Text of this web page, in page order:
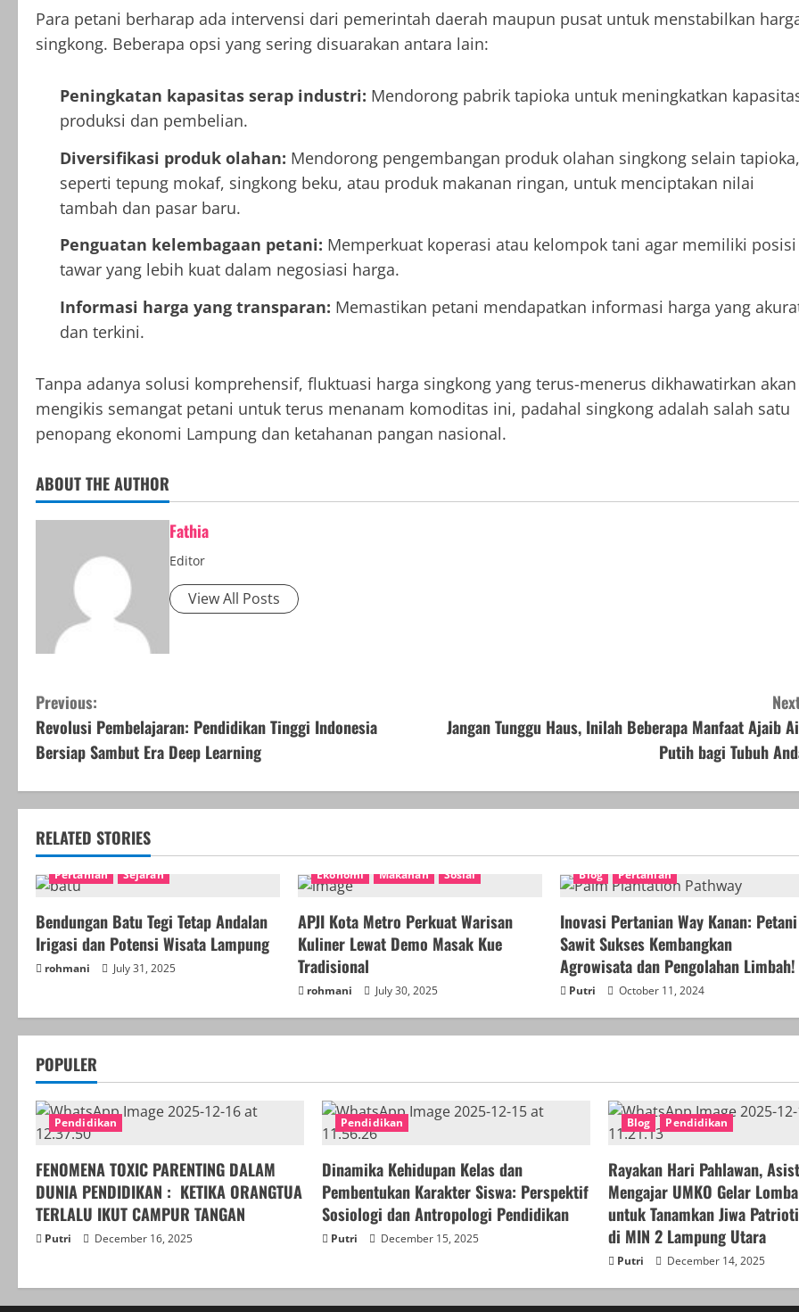
Para petani berharap ada intervensi dari pemerintah daerah maupun pusat untuk menstabilkan
singkong. Beberapa opsi yang sering disuarakan antara lain:
Peningkatan kapasitas serap industri: Mendorong pabrik tapioka untuk meningkatkan
produksi dan pembelian.
Diversifikasi produk olahan: Mendorong pengembangan produk olahan singkong selain tapioka,
seperti tepung mokaf, singkong beku, atau produk makanan ringan, untuk menciptakan nilai
tambah dan pasar baru.
Penguatan kelembagaan petani: Memperkuat koperasi atau kelompok tani agar memiliki posisi
tawar yang lebih kuat dalam negosiasi harga.
Informasi harga yang transparan: Memastikan petani mendapatkan informasi harga yang
dan terkini.
Tanpa adanya solusi komprehensif, fluktuasi harga singkong yang terus-menerus dikhawatirkan akan
mengikis semangat petani untuk terus menanam komoditas ini, padahal singkong adalah salah satu
penopang ekonomi Lampung dan ketahanan pangan nasional.
ABOUT THE AUTHOR
Fathia
Editor
View All Posts
C
o
n
t
i
n
u
e
e
a
d
i
n
g
Previous:
Revolusi Pembelajaran: Pendidikan Tinggi Indonesia
Bersiap Sambut Era Deep Learning
Jangan Tunggu Haus, Inilah Beberapa Manfaat Ajaib
Putih bagi Tubuh
RELATED STORIES
Pertanian Sejarah
Bendungan Batu Tegi Tetap Andalan
Irigasi dan Potensi Wisata Lampung
rohmani July 31, 2025
Ekonomi Makanan Sosial
APJI Kota Metro Perkuat Warisan
Kuliner Lewat Demo Masak Kue
Tradisional
rohmani July 30, 2025
Blog Pertanian
Inovasi Pertanian Way Kanan: Petani
Sawit Sukses Kembangkan
Agrowisata dan Pengolahan Limbah!
Putri October 11, 2024
POPULER
Pendidikan
FENOMENA TOXIC PARENTING DALAM
DUNIA PENDIDIKAN : KETIKA ORANGTUA
TERLALU IKUT CAMPUR TANGAN
Putri December 16, 2025
Pendidikan
Dinamika Kehidupan Kelas dan
Pembentukan Karakter Siswa: Perspektif
Sosiologi dan Antropologi Pendidikan
Putri December 15, 2025
Blog Pendidikan
Rayakan Hari Pahlawan,
Mengajar UMKO Gelar
untuk Tanamkan Jiwa
di MIN 2 Lampung Utara
Putri December 14, 2025